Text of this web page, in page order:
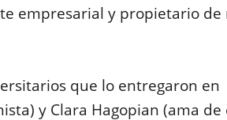
empresarial y propietario de
que lo entregaron en
y Clara Hagopian (ama de